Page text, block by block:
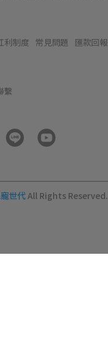
利制度 常見問題 匯款回報
繫
世代 All Rights Reserved.